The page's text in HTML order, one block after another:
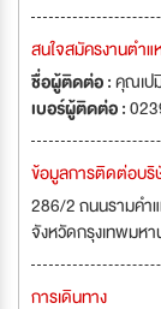
สนใจสมัครงานตำ
ชื่อผู้ติดต่อ :คุณเป
เบอร์ผู้ติดต่อ :
ข้อมูลการติดต่อบริ
286/2 ถนนรามคำแ
จังหวัดกรุงเทพมหา
การเดินทาง